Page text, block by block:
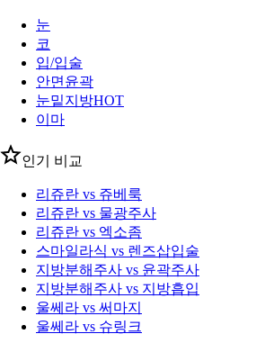
눈
코
입/입술
안면윤곽
눈밑지방HOT
이마
인기 비교
리쥬란 vs 쥬베룩
리쥬란 vs 물광주사
리쥬란 vs 엑소좀
스마일라식 vs 렌즈삽입술
지방분해주사 vs 윤곽주사
지방분해주사 vs 지방흡입
울쎄라 vs 써마지
울쎄라 vs 슈링크